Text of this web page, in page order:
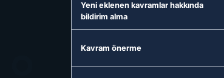
Yeni eklenen kavramlar hakkında
bildirim alma
Kavram önerme